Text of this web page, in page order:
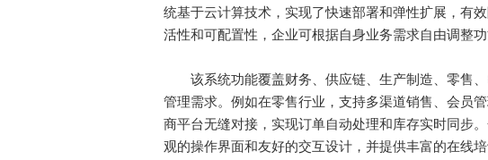
统基于云计算技术，实现了快速部署和弹性扩展，有
活性和可配置性，企业可根据自身业务需求自由调整功
该系统功能覆盖财务、供应链、生产制造、零售、
管理需求。例如在零售行业，支持多渠道销售、会员
商平台无缝对接，实现订单自动处理和库存实时同步
观的操作界面和友好的交互设计，并提供丰富的在线